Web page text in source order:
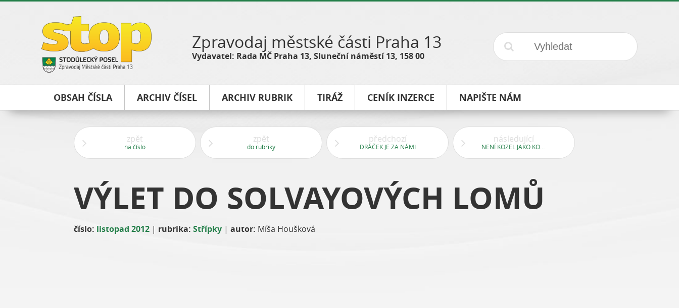
Zpravodaj městské části Praha 13
Vydavatel: Rada MČ Praha 13, Sluneční náměstí 13, 158 00
OBSAH ČÍSLA ARCHIV ČÍSEL ARCHIV RUBRIK TIRÁŽ CENÍK INZERCE NAPIŠTE NÁM
zpět
na číslo
zpět
do rubriky
předchozí
DRÁČEK JE ZA NÁMI
následující
VÝLET DO SOLVAYOVÝCH LOMŮ
číslo: listopad 2012 | rubrika: Střípky | autor: Míša Houšková